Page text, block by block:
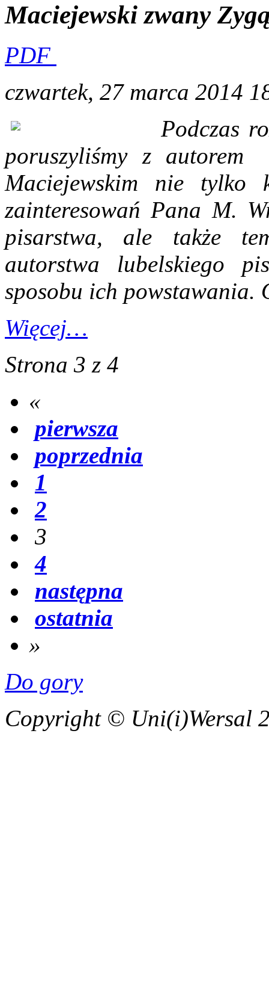
Maciejewski zwany
PDF
czwartek, 27 marca 2014
Podczas
poruszyliśmy z autorem
Maciejewskim nie tylko
zainteresowań Pana M.
pisarstwa, ale także
autorstwa lubelskiego
sposobu ich powstawania.
Więcej…
Strona 3 z 4
«
pierwsza
poprzednia
1
2
3
4
następna
ostatnia
»
Do gory
Copyright © Uni(i)Wersal